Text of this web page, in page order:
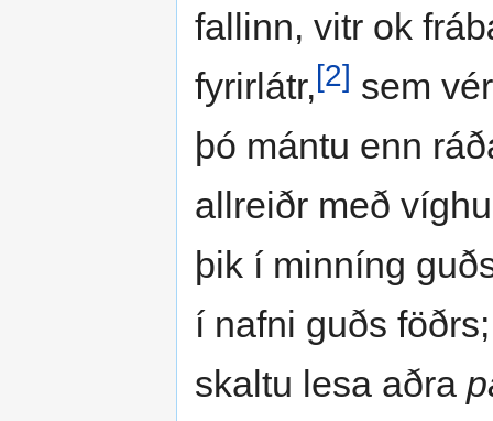
fallinn, vitr ok
fyrirlátr,[2] sem
þó mántu enn
allreiðr með
þik í minníng
í nafni guðs
skaltu lesa aðra